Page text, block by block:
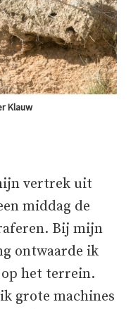
Klauw
vertrek uit
middag de
Bij mijn
ontwaarde ik
het terrein.
grote machines